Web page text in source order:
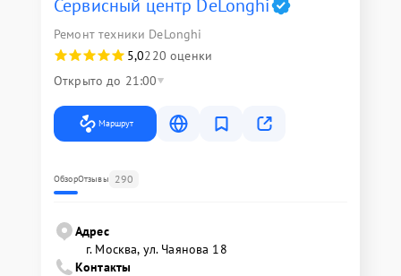
Сервисный центр DeLonghi
Ремонт техники DeLonghi
5,0220 оценки
Открыто до 21:00
Маршрут
ОбзорОтзывы 290
Адрес
г. Москва, ул. Чаянова 18
Контакты